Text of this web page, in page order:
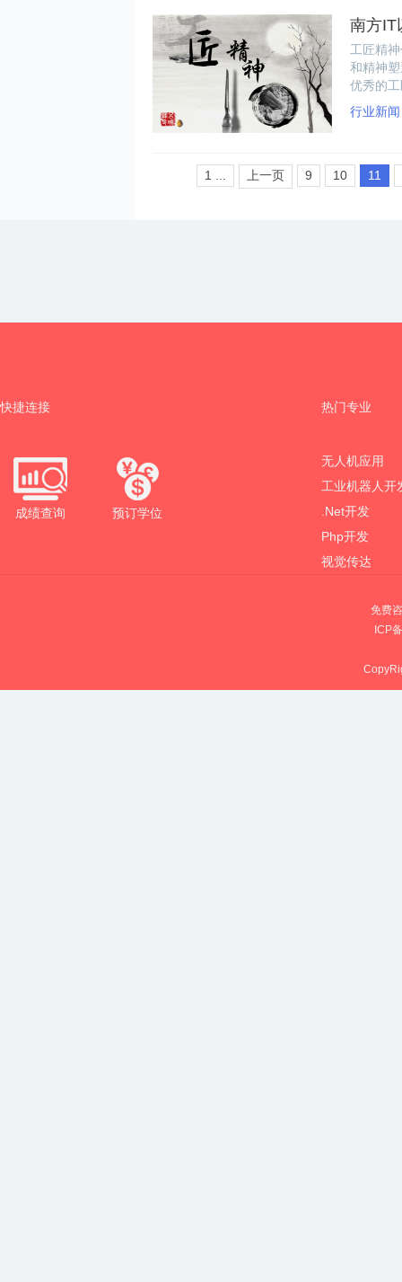
南方IT
工匠精
和精神
优秀的
行业新闻
1 ... 上一页 9 10 11
快捷连接
成绩查询 预订学位
热门专业
无人机应用
工业机器人开
.Net开发
Php开发
视觉传达
免费
ICP